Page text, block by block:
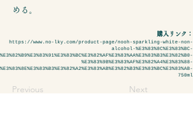
める。
購入リンク：
https://www.no-lky.com/product-page/nooh-sparkling-white-non-
alcohol-%E3%83%8C%E3%83%BC-
%E3%82%B9%E3%83%91%E3%83%BC%E3%82%AF%E3%83%AA%E3%83%B3%E3%82%B0-
%E3%83%9B%E3%83%AF%E3%82%A4%E3%83%88-
%E3%83%8E%E3%83%B3%E3%82%A2%E3%83%AB%E3%82%B3%E3%83%BC%E3%83%AB-
750ml
Previous Next